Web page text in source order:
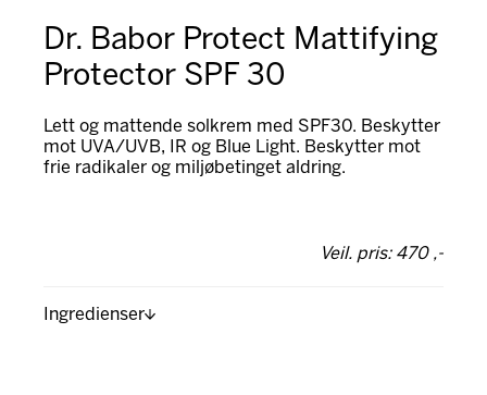
Dr. Babor Protect Mattifying
Protector SPF 30
Lett og mattende solkrem med SPF30. Beskytter
mot UVA/UVB, IR og Blue Light. Beskytter mot
frie radikaler og miljøbetinget aldring.
Veil. pris: 470 ,-
Ingredienser